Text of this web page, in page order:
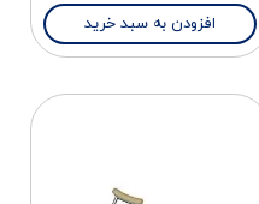
افزودن به سبد خرید